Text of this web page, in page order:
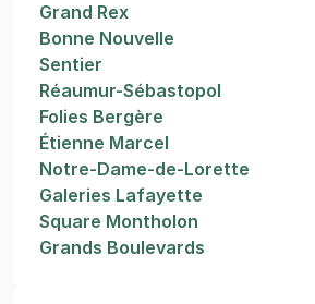
Grand Rex
Bonne Nouvelle
Sentier
Réaumur-Sébastopol
Folies Bergère
Étienne Marcel
Notre-Dame-de-Lorette
Galeries Lafayette
Square Montholon
Grands Boulevards